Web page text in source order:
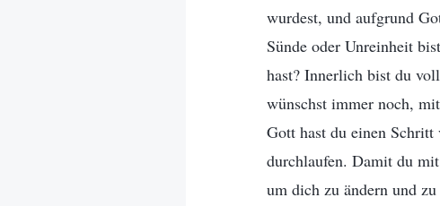
wurdest, und aufgrund
Sünde oder Unreinheit
hast? Innerlich bist du
wünschst immer noch,
Gott hast du einen Schritt
durchlaufen. Damit du
um dich zu ändern und